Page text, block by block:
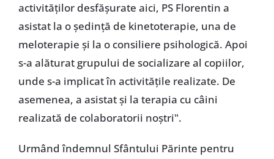
activităților desfășurate aici, PS Florentin a
asistat la o ședință de kinetoterapie, una de
meloterapie și la o consiliere psihologică. Apoi
s-a alăturat grupului de socializare al copiilor,
unde s-a implicat în activitățile realizate. De
asemenea, a asistat și la terapia cu câini
realizată de colaboratorii noștri".
Urmând îndemnul Sfântului Părinte pentru